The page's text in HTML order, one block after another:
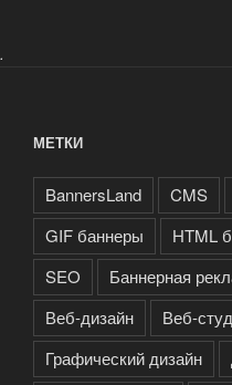
.
МЕТКИ
BannersLand CMS
GIF баннеры
HTML
SEO
Баннерная
Веб-дизайн
Веб-
Графический дизайн